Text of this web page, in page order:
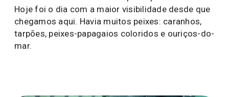
Hoje foi o dia com a maior visibilidade desde que
chegamos aqui. Havia muitos peixes: caranhos,
tarpões, peixes-papagaios coloridos e ouriços-do-
mar.